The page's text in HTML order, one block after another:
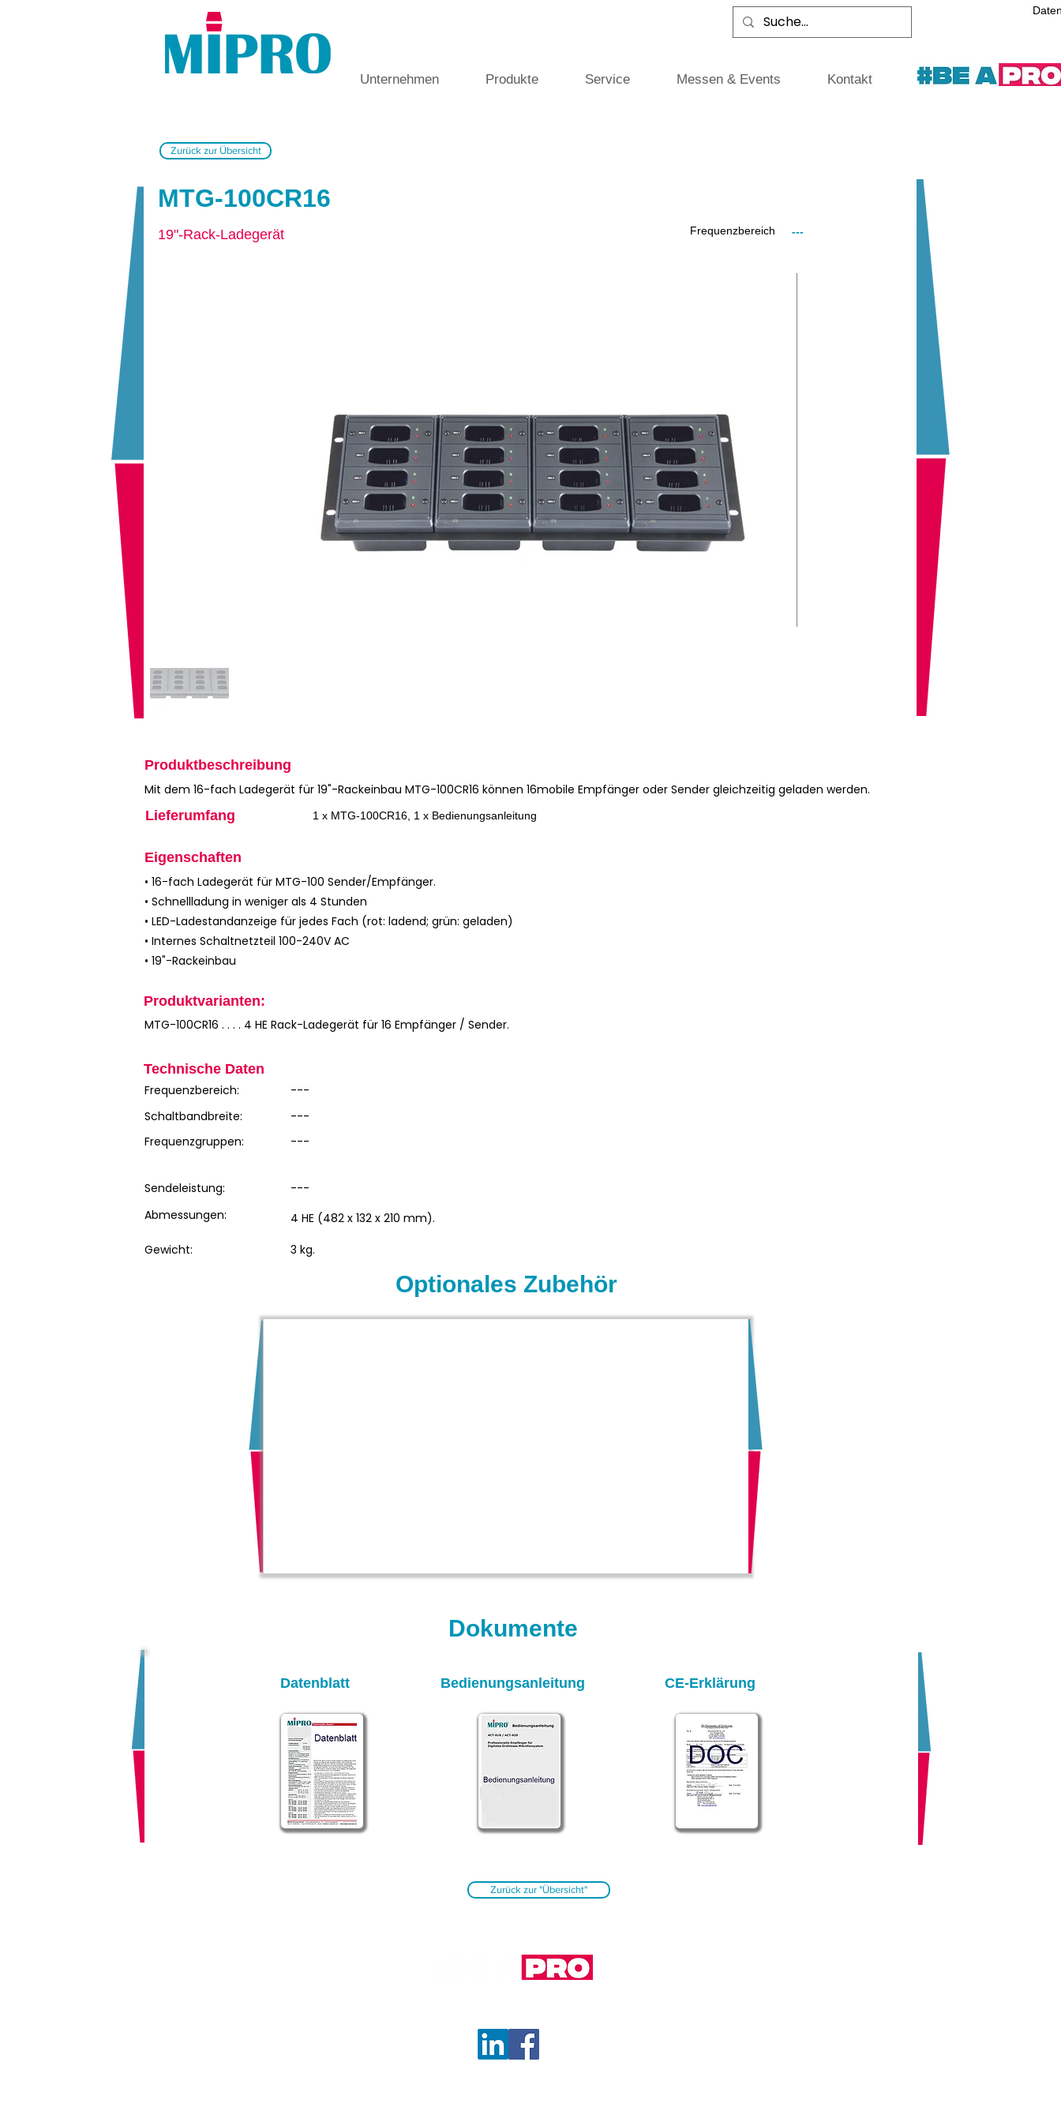
Unternehmen Produkte Service Messen & Events Kontakt
Zurück zur Übersicht
MTG-100CR16
19"-Rack-Ladegerät Frequenzbereich ---
Produktbeschreibung
Mit dem 16-fach Ladegerät für 19"-Rackeinbau MTG-100CR16 können 16mobile Empfänger oder Sender gleichzeitig geladen werden.
Lieferumfang
1 x MTG-100CR16, 1 x Bedienungsanleitung
Eigenschaften
• 16-fach Ladegerät für MTG-100 Sender/Empfänger.
• Schnellladung in weniger als 4 Stunden
• LED-Ladestandanzeige für jedes Fach (rot: ladend; grün: geladen)
• Internes Schaltnetzteil 100-240V AC
• 19"-Rackeinbau
Produktvarianten:
MTG-100CR16 . . . . 4 HE Rack-Ladegerät für 16 Empfänger / Sender.
Technische Daten
Frequenzbereich:
---
Schaltbandbreite:
---
Frequenzgruppen:
---
Sendeleistung:
---
Abmessungen:
4 HE (482 x 132 x 210 mm).
Gewicht:
3 kg.
Optionales Zubehör
Dokumente
Datenblatt Bedienungsanleitung CE-Erklärung
Zurück zur "Übersicht"